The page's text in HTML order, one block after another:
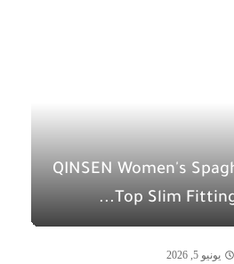
QINSEN Women's
Top Slim
يونيو 5, 2026